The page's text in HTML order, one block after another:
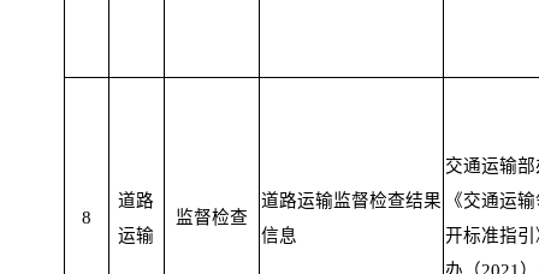
8
道路
运输
监督检查
道路运输监督检查结果
信息
交通运输
《交通运
开标准指